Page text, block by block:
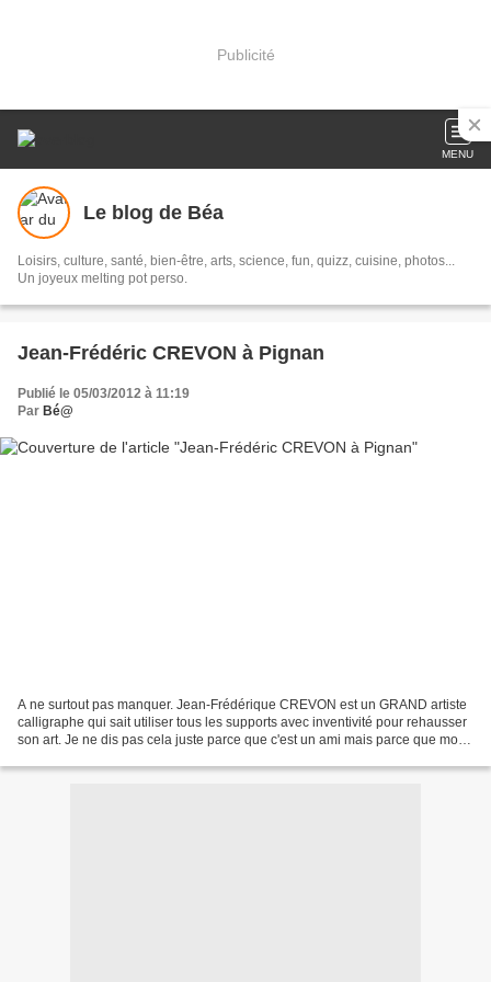
Publicité
MENU
Le blog de Béa
Loisirs, culture, santé, bien-être, arts, science, fun, quizz, cuisine, photos...
Un joyeux melting pot perso.
Jean-Frédéric CREVON à Pignan
Publié le 05/03/2012 à 11:19
Par Bé@
A ne surtout pas manquer. Jean-Frédérique CREVON est un GRAND artiste
calligraphe qui sait utiliser tous les supports avec inventivité pour rehausser
son art. Je ne dis pas cela juste parce que c'est un ami mais parce que mon